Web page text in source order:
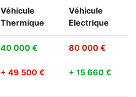
Véhicule
Thermique
Véhicule
Electrique
40 000 € 80 000 €
+ 49 500 € + 15 660 €